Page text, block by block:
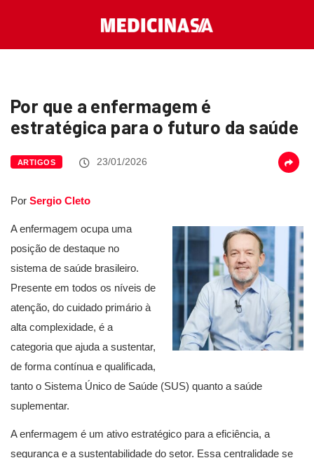
Por que a enfermagem é
estratégica para o futuro da saúde
ARTIGOS 23/01/2026
Por Sergio Cleto
A enfermagem ocupa uma
posição de destaque no
sistema de saúde brasileiro.
Presente em todos os níveis de
atenção, do cuidado primário à
alta complexidade, é a
categoria que ajuda a sustentar,
de forma contínua e qualificada,
tanto o Sistema Único de Saúde (SUS) quanto a saúde
suplementar.
A enfermagem é um ativo estratégico para a eficiência, a
segurança e a sustentabilidade do setor. Essa centralidade se